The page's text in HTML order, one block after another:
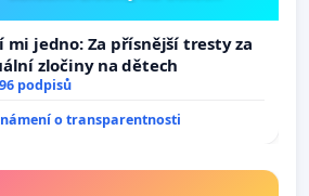
mi jedno: Za přísnější tresty za
zločiny na dětech
podpisů
o transparentnosti